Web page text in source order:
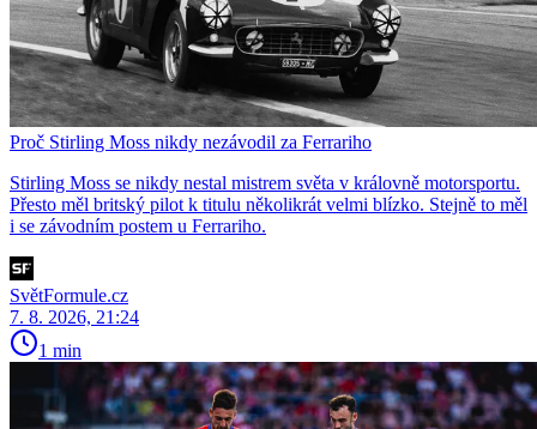
Proč Stirling Moss nikdy nezávodil za Ferrariho
Stirling Moss se nikdy nestal mistrem světa v královně motorsportu.
Přesto měl britský pilot k titulu několikrát velmi blízko. Stejně to měl
i se závodním postem u Ferrariho.
SvětFormule.cz
7. 8. 2026, 21:24
1 min